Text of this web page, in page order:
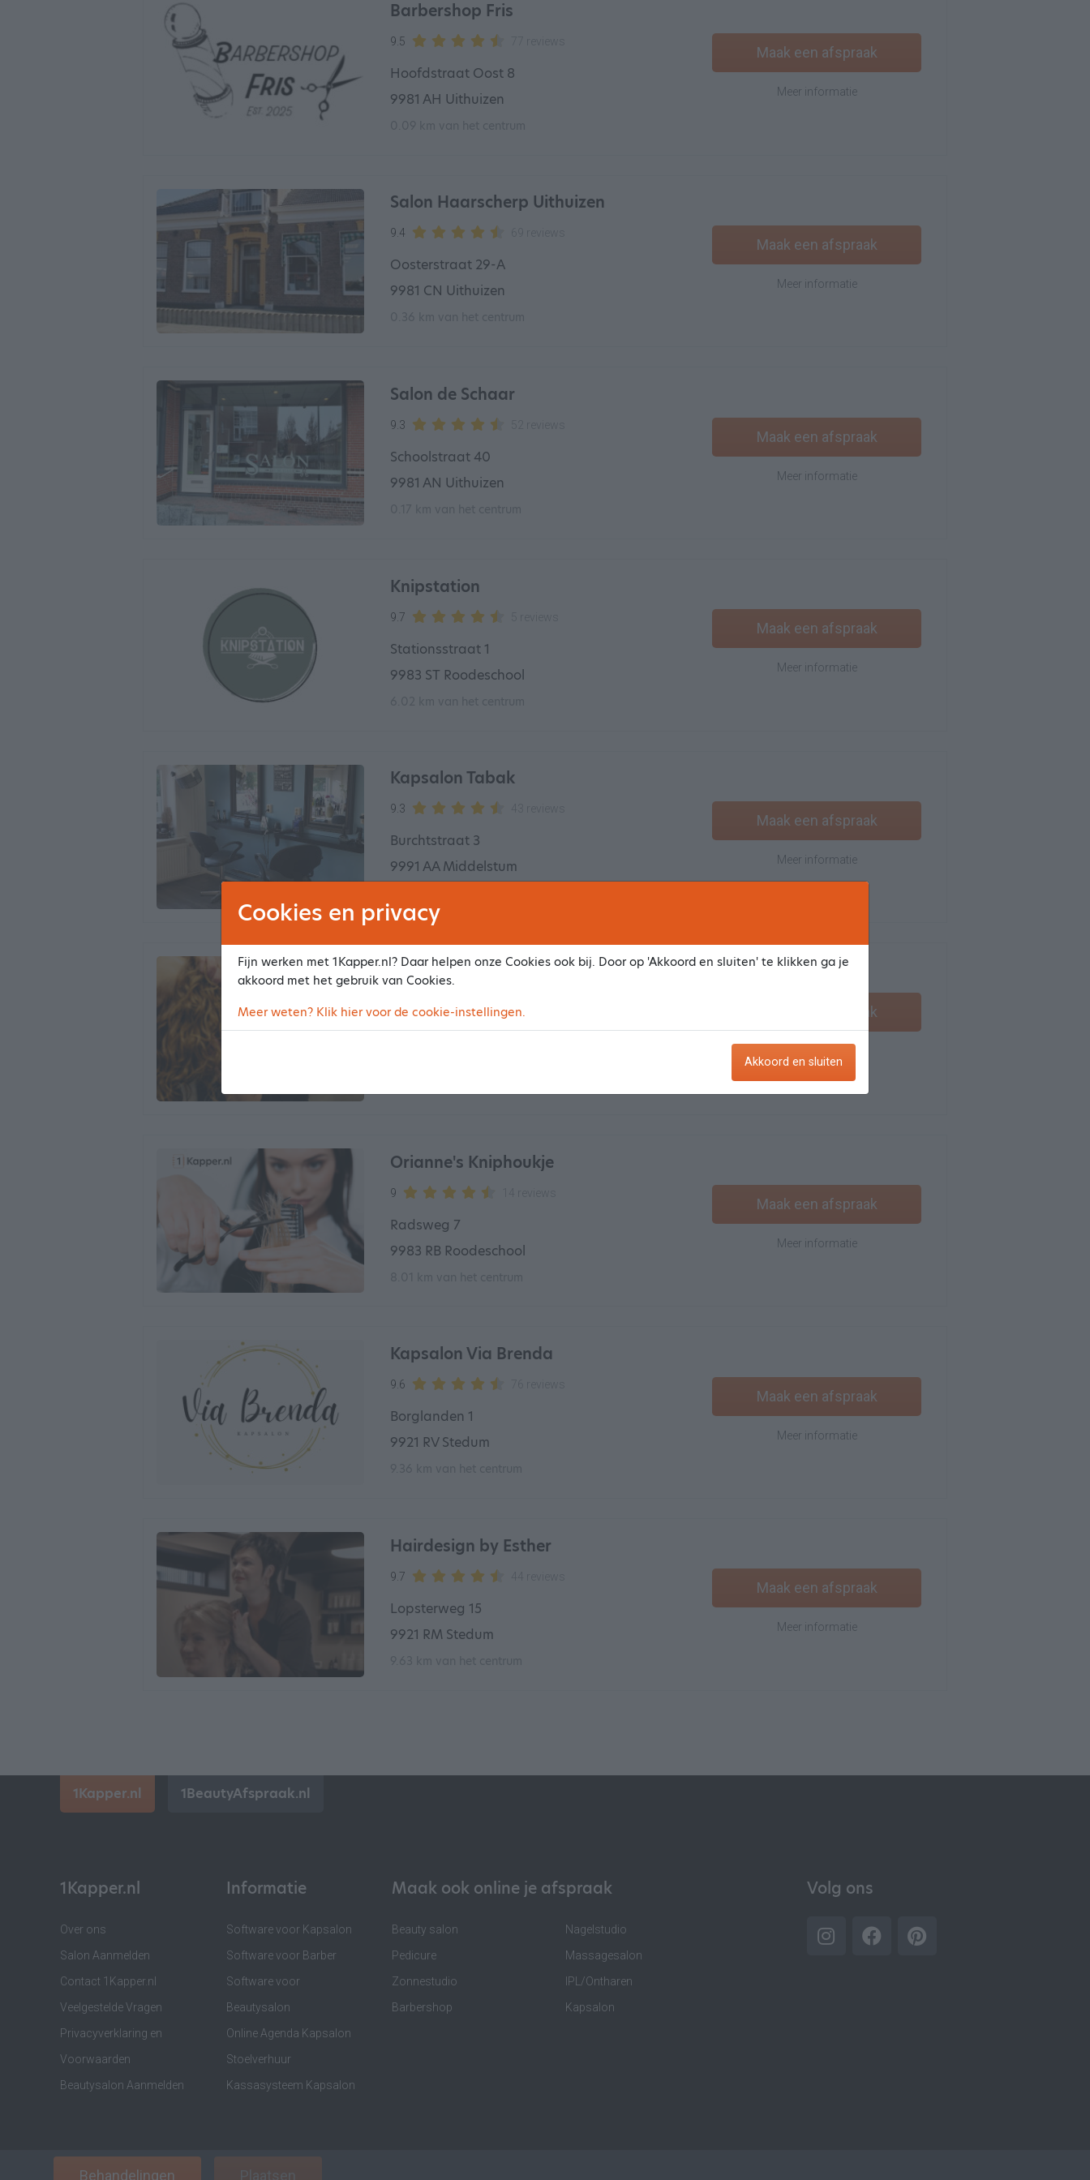
Barbershop Fris
9.5
Hoofdstraat Oost 8
9981 AH Uithuizen
Maak een afspraak
Meer informatie
Salon Haarscherp Uithuizen
9.4
Oosterstraat 29-A
9981 CN Uithuizen
Maak een afspraak
Meer informatie
Salon de Schaar
9.3
Schoolstraat 40
9981 AN Uithuizen
Maak een afspraak
Meer informatie
Knipstation
9.7
Stationsstraat 1
9983 ST Roodeschool
Maak een afspraak
Meer informatie
Kapsalon Tabak
9.3
Burchtstraat 3
9991 AA Middelstum
Maak een afspraak
Meer informatie
Hairstyling by Hester
Grachtstraat 19-a
Maak een afspraak
Orianne's Kniphoukje
9
Radsweg 7
9983 RB Roodeschool
Maak een afspraak
Meer informatie
Kapsalon Via Brenda
9.6
Borglanden 1
9921 RV Stedum
Maak een afspraak
Meer informatie
Hairdesign by Esther
9.7
Lopsterweg 15
9921 RM Stedum
Maak een afspraak
Meer informatie
1Kapper.nl 1BeautyAfspraak.nl
1Kapper.nl
Over ons
Salon Aanmelden
Contact 1Kapper.nl
Veelgestelde Vragen
Privacyverklaring en
Voorwaarden
Beautysalon Aanmelden
Informatie
Software voor Kapsalon
Software voor Barber
Software voor
Beautysalon
Online Agenda Kapsalon
Stoelverhuur
Kassasysteem Kapsalon
Maak ook online je afspraak
Beauty salon
Pedicure
Zonnestudio
Barbershop
Nagelstudio
Massagesalon
IPL/Ontharen
Kapsalon
Volg ons
Behandelingen Plaatsen
Cookies en privacy
Fijn werken met 1Kapper.nl? Daar helpen onze Cookies ook bij. Door op 'Akkoord en sluiten' te klikken ga je
akkoord met het gebruik van Cookies.
Meer weten? Klik hier voor de cookie-instellingen.
Akkoord en sluiten